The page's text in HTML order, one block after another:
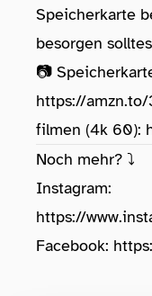
Speicherkarte
besorgen
📷
https://amzn.to/
filmen (4k 60):
Noch mehr? ⤵️
Instagram:
https://
Facebook: